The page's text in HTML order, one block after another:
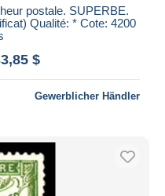
postale. SUPERBE.
Qualité: * Cote: 4200
$
Gewerblicher Händler